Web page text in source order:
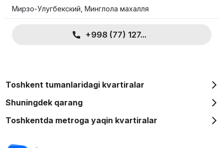
Мирзо-Улугбекский, Минглола махалля
+998 (77) 127...
Toshkent tumanlaridagi kvartiralar
Shuningdek qarang
Toshkentda metroga yaqin kvartiralar